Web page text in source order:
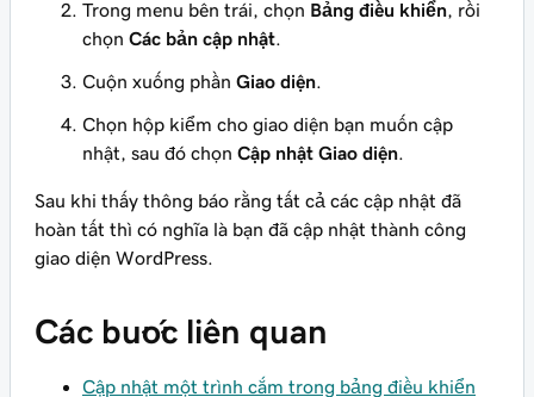
Trong menu bên trái, chọn Bảng điều khiển , rồi
chọn Các bản cập nhật
Cuộn xuống phần Giao diện
Chọn hộp kiểm cho giao diện bạn muốn cập
nhật, sau đó chọn Cập nhật Giao diện
Sau khi thấy thông báo rằng tất cả các cập nhật đã
hoàn tất thì có nghĩa là bạn đã cập nhật thành công
giao diện WordPress.
Các bước liên quan
Cập nhật một trình cắm trong bảng điều khiển